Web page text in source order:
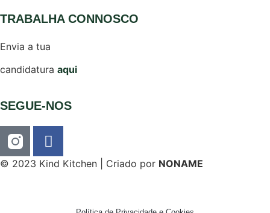
TRABALHA CONNOSCO
Envia a tua
candidatura aqui
SEGUE-NOS
© 2023 Kind Kitchen | Criado por NONAME